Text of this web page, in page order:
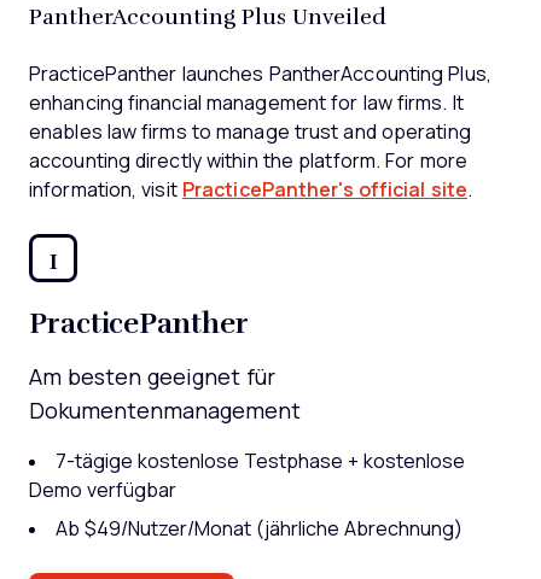
1
PracticePanther
Am besten geeignet für
Dokumentenmanagement
7-tägige kostenlose Testphase + kostenlose
Demo verfügbar
Ab $49/Nutzer/Monat (jährliche Abrechnung)
PantherAccounting Plus Unveiled
PracticePanther launches PantherAccounting Plus,
enhancing financial management for law firms. It
enables law firms to manage trust and operating
accounting directly within the platform. For more
information, visit PracticePanther's official site.